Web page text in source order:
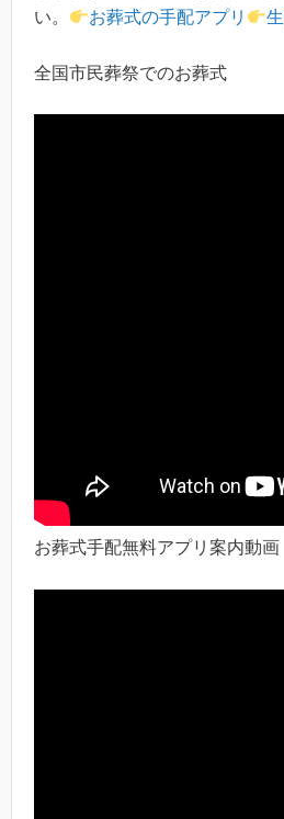
い。
お葬式の手配アプリ
全国市民葬祭でのお葬式
お葬式手配無料アプリ案内動画